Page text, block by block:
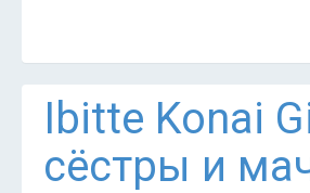
Ibitte Konai
сёстры и